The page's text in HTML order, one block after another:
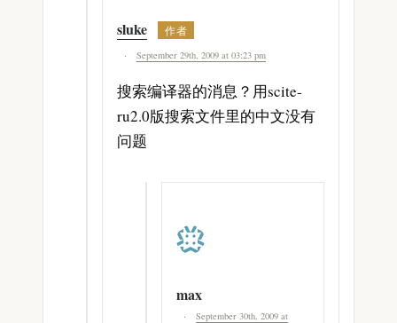
sluke
September 29th, 2009 at 03:23 pm
搜索编译器的消息？用scite-
ru2.0版搜索文件里的中文没有
问题
max
September 30th, 2009 at